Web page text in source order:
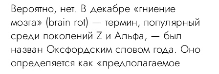
Вероятно, нет. В декабре «гниение
мозга» (brain rot) — термин, популярный
среди поколений Z и Альфа, — был
назван Оксфордским словом года. Оно
определяется как «предполагаемое